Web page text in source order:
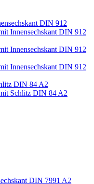
DIN 912
Innensechskant DIN 912
Innensechskant DIN 912
Innensechskant DIN 912
DIN 84 A2
Schlitz DIN 84 A2
DIN 7991 A2